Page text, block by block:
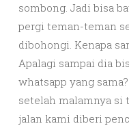
sombong. Jadi bisa
pergi teman-teman
dibohongi. Kenapa
Apalagi sampai dia
whatsapp yang
setelah malamnya si
jalan kami diberi